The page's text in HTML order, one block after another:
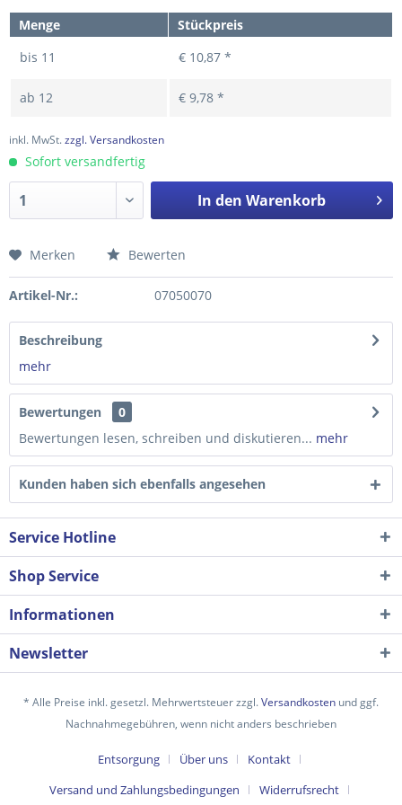
Menge
Stückpreis
bis 11 € 10,87 *
ab 12 € 9,78 *
inkl. MwSt.zzgl. Versandkosten
Sofort versandfertig
In den Warenkorb
Preis anfragen
Ich habe dieDatenschutzerklärunggelesen,
Mit * gekennzeichnete Felder sind Pflichtfelder.
Senden
Merken Bewerten
Artikel-Nr.: 07050070
Beschreibung
mehr
Bewertungen
0
Bewertungen lesen, schreiben und diskutieren... mehr
Kunden haben sich ebenfalls angesehen
Service Hotline
Shop Service
Informationen
Newsletter
* Alle Preise inkl. gesetzl. Mehrwertsteuer zzgl.Versandkosten und ggf.
Nachnahmegebühren, wenn nicht anders beschrieben
Entsorgung Über uns
Kontakt
Versand und Zahlungsbedingungen
Widerrufsrecht